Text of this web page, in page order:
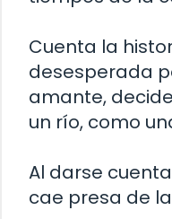
Cuenta la
desesperada
amante,
un río, como
Al darse
cae presa de